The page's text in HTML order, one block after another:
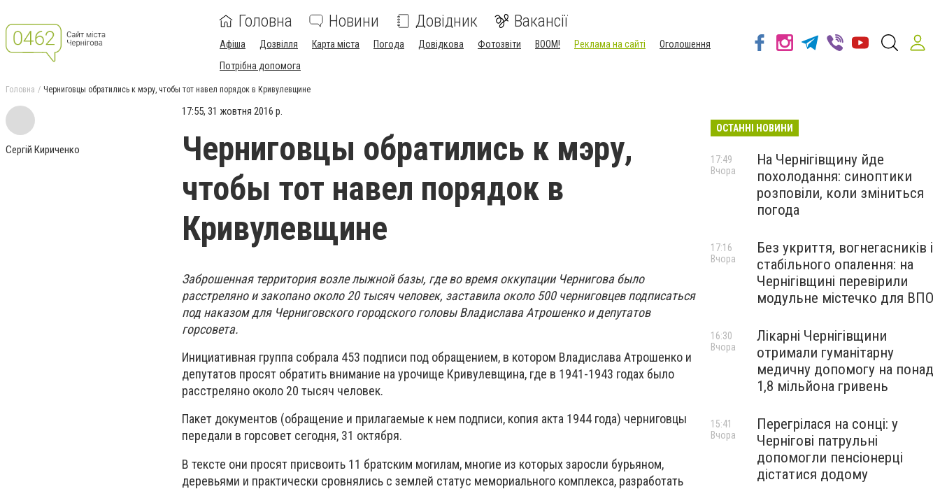
Головна Новини Довідник Вакансії
Афіша Дозвілля Карта міста Погода Довідкова Фотозвіти BOOM! Реклама на сайті
Оголошення
Потрібна допомога
Головна Черниговцы обратились к мэру, чтобы тот навел порядок в Кривулевщине
Сергій Кириченко
17:55, 31 жовтня 2016 р.
Черниговцы обратились к мэру,
чтобы тот навел порядок в
Кривулевщине
Заброшенная территория возле лыжной базы, где во время оккупации Чернигова было
расстреляно и закопано около 20 тысяч человек, заставила около 500 черниговцев подписаться
под наказом для Черниговского городского головы Владислава Атрошенко и депутатов
горсовета.
Инициативная группа собрала 453 подписи под обращением, в котором Владислава Атрошенко и
депутатов просят обратить внимание на урочище Кривулевщина, где в 1941-1943 годах было
расстреляно около 20 тысяч человек.
Пакет документов (обращение и прилагаемые к нем подписи, копия акта 1944 года) черниговцы
передали в горсовет сегодня, 31 октября.
В тексте они просят присвоить 11 братским могилам, многие из которых заросли бурьяном,
деревьями и практически сровнялись с землей статус мемориального комплекса, разработать
ОСТАННІ НОВИНИ
На Чернігівщину йде
похолодання: синоптики
розповіли, коли зміниться
погода
17:49
Вчора
Без укриття, вогнегасників і
стабільного опалення: на
Чернігівщині перевірили
модульне містечко для ВПО
17:16
Вчора
Лікарні Чернігівщини
отримали гуманітарну
медичну допомогу на понад
1,8 мільйона гривень
16:30
Вчора
Перегрілася на сонці: у
Чернігові патрульні
допомогли пенсіонерці
дістатися додому
15:41
Вчора